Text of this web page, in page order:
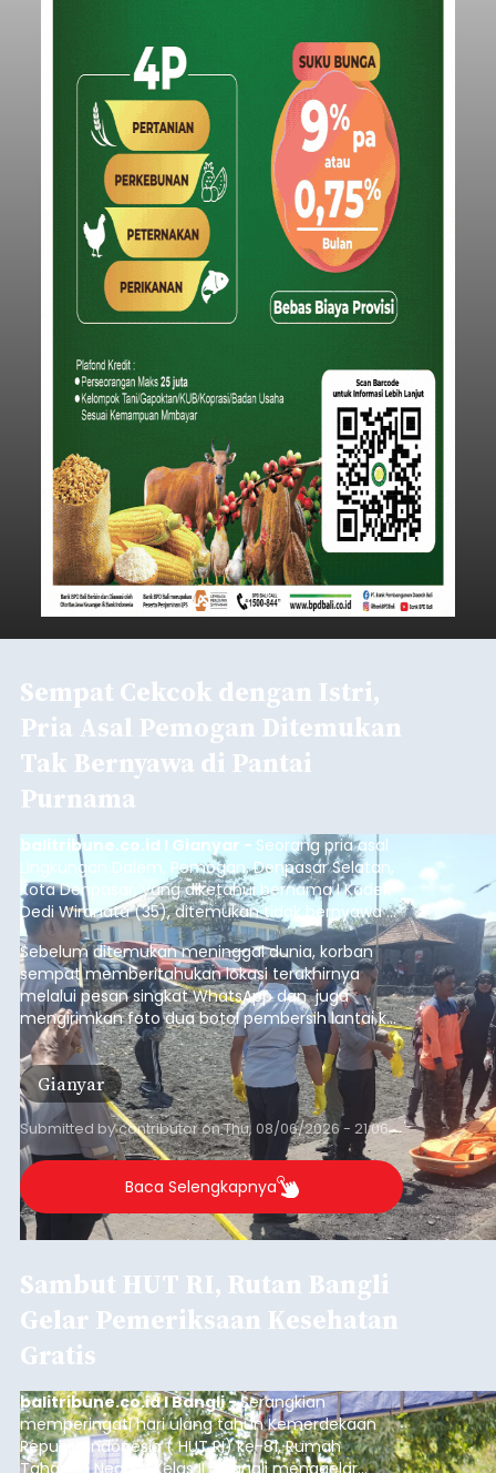
Sempat Cekcok dengan Istri,
Pria Asal Pemogan Ditemukan
Tak Bernyawa di Pantai
Purnama
balitribune.co.id I Gianyar - Seorang pria asal
Lingkungan Dalem, Pemogan, Denpasar Selatan,
Kota Denpasar, yang diketahui bernama I Kadek
Dedi Wiranata (35), ditemukan tidak bernyawa di
pesisir Pantai Purnama, Sukawati.
Sebelum ditemukan meninggal dunia, korban
sempat memberitahukan lokasi terakhirnya
melalui pesan singkat WhatsApp dan juga
mengirimkan foto dua botol pembersih lantai ke
istrinya.
Gianyar
Submitted bycontributoronThu, 08/06/2026 - 21:06
Baca Selengkapnya
Sambut HUT RI, Rutan Bangli
Gelar Pemeriksaan Kesehatan
Gratis
balitribune.co.id I Bangli -Serangkian
memperingati hari ulang tahun Kemerdekaan
Republik Indonesia ( HUT RI) ke-81, Rumah